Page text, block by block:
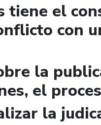
tiene el
con
la
el
la